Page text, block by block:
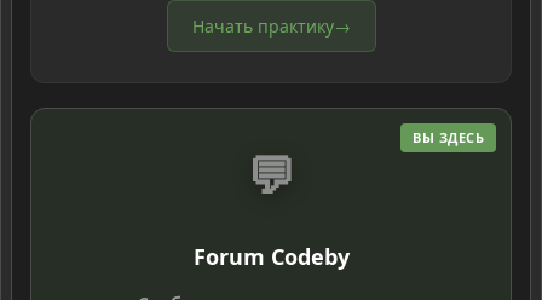
Начать практику→
ВЫ ЗДЕСЬ
💬
Forum Codeby